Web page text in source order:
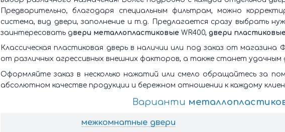
Предварительно, благодаря специальным фильтрам, можно
система, вид двери, заполнение и т.д. Предлагается сразу выбрать
заинтересовать двери металлопластиковые WR400, двери пластиковые
Классическая пластиковая дверь в наличии или под заказ от
от различных агрессивных внешних факторов, а также станет удачным
Оформляйте заказ в несколько нажатий или смело обращайтесь за
абсолютном качестве продукции и бережном отношении к каждому
Варианти
межкомнатные двери